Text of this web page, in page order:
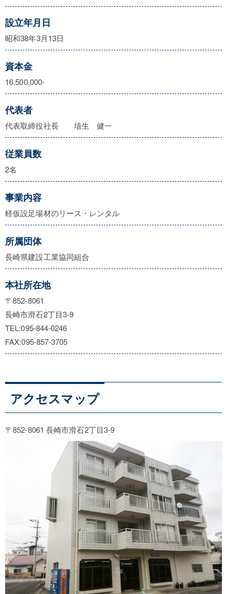
設立年月日
昭和38年3月13日
資本金
16,500,000-
代表者
代表取締役社長 埴生 健一
従業員数
2名
事業内容
軽仮設足場材のリース・レンタル
所属団体
長崎県建設工業協同組合
本社所在地
〒852-8061
長崎市滑石2丁目3-9
TEL:095-844-0246
FAX:095-857-3705
アクセスマップ
〒852-8061 長崎市滑石2丁目3-9